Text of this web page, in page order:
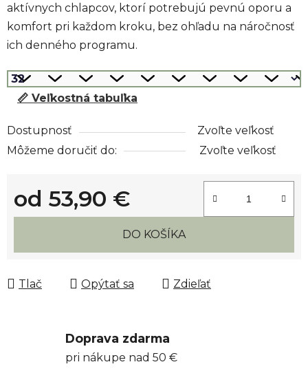
aktívnych chlapcov, ktorí potrebujú pevnú oporu a
komfort pri každom kroku, bez ohľadu na náročnosť
ich denného programu.
📏 Veľkostná tabuľka
Dostupnosť
Zvoľte veľkosť
Môžeme doručiť do:
Zvoľte veľkosť
od 53,90 €
Jednotková cena:
DO KOŠÍKA
Tlač Opýtať sa Zdieľať
Doprava zdarma
pri nákupe nad 50 €